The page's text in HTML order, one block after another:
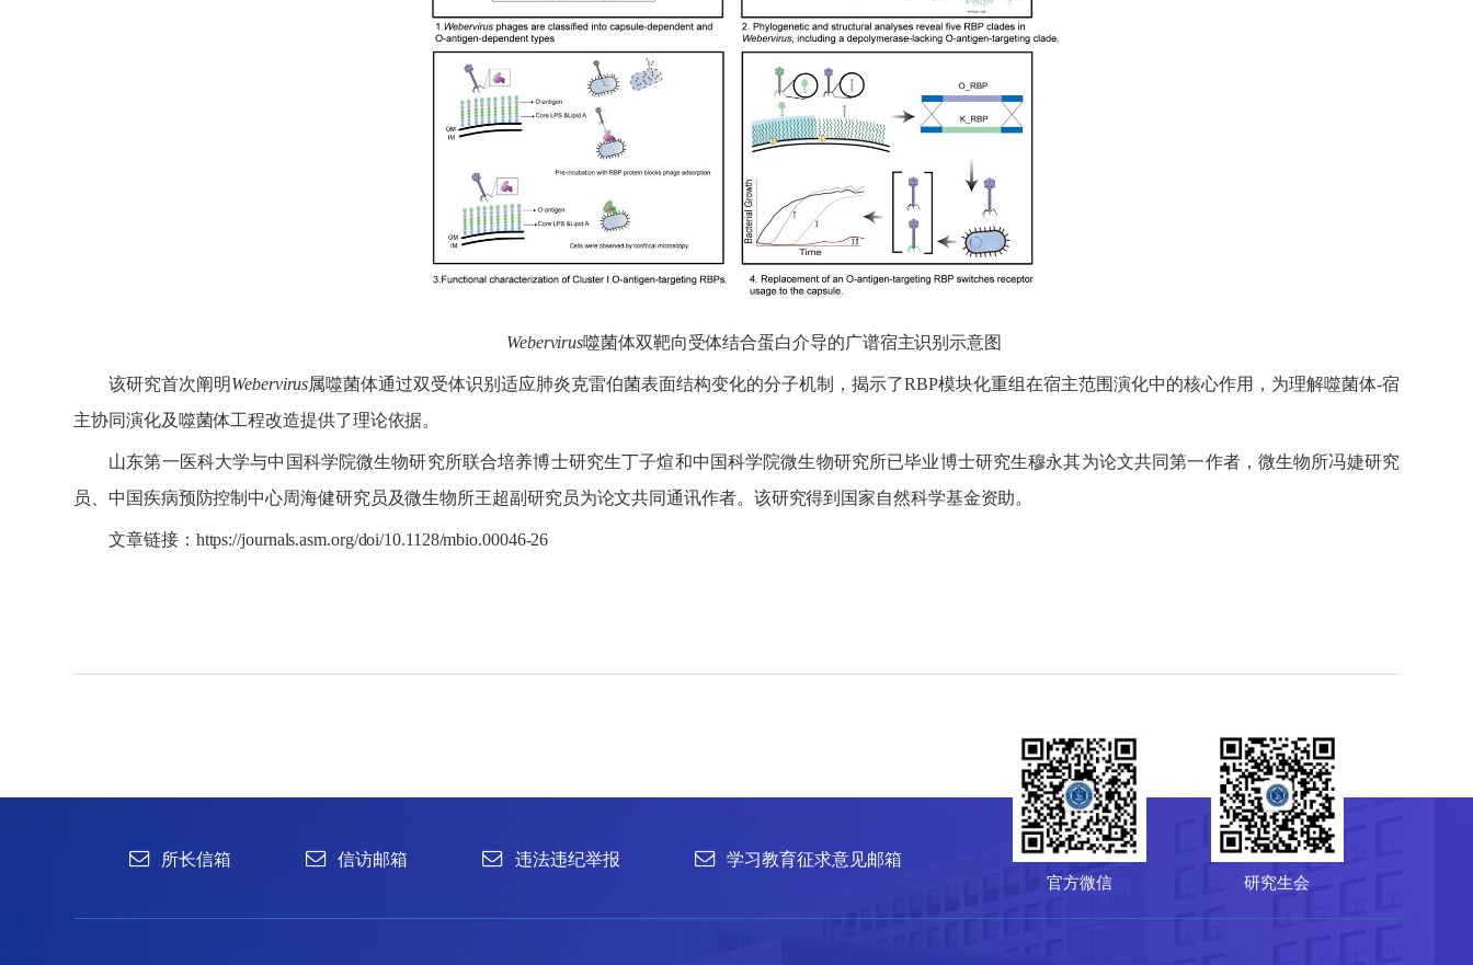
Webervirus噬菌体双靶向受体结合蛋白介导的广谱宿主识别示意图
该研究首次阐明Webervirus属噬菌体通过双受体识别适应肺炎克雷伯菌表面结构变化的分子机制，揭示了RBP模块化重组在宿主范围演化中的核心作用，为理解噬菌体-宿
主协同演化及噬菌体工程改造提供了理论依据。
山东第一医科大学与中国科学院微生物研究所联合培养博士研究生丁子煊和中国科学院微生物研究所已毕业博士研究生穆永其为论文共同第一作者，微生物所冯婕研究
员、中国疾病预防控制中心周海健研究员及微生物所王超副研究员为论文共同通讯作者。该研究得到国家自然科学基金资助。
文章链接： https://journals.asm.org/doi/10.1128/mbio.00046-26
所长信箱 信访邮箱 违法违纪举报
菌种销售：86-10-64807596
菌种保藏与鉴定：86-10-64807850